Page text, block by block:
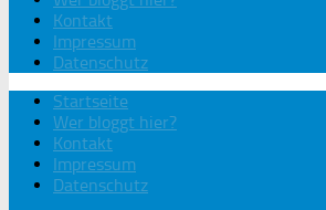
Kontakt
Impressum
Datenschutz
Startseite
Wer bloggt hier?
Kontakt
Impressum
Datenschutz